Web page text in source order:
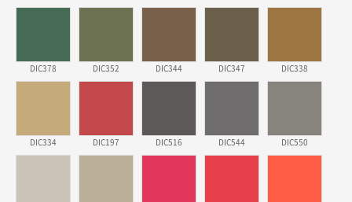
ポリ袋 手穴A4サイズ5000枚
実績が多そうでお安いようだったので
DIC378 DIC352 DIC344 DIC347 DIC338
DIC334 DIC197 DIC516 DIC544 DIC550